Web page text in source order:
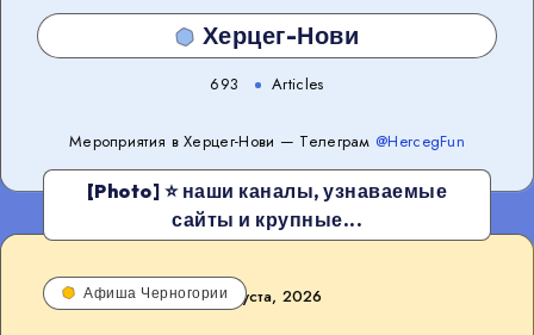
Херцег-Нови
693 Articles
Мероприятия в Херцег-Нови — Телеграм @HercegFun
[Photo] ⭐️ наши каналы, узнаваемые
сайты и крупные...
Афиша Черногории3 августа, 2026